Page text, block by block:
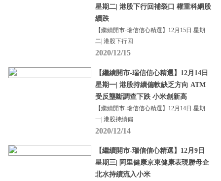
星期二| 港股下行回補裂口 權重科網股
續跌
【繼續開市-瑞信信心精選】12月15日 星期
二| 港股下行回
2020/12/15
【繼續開市-瑞信信心精選】12月14日
星期一| 港股持續偏軟缺乏方向 ATM
受反壟斷調查下跌 小米創新高
【繼續開市-瑞信信心精選】12月14日 星期
一| 港股持續偏
2020/12/14
【繼續開市-瑞信信心精選】12月9日
星期三| 阿里健康京東健康表現勝母企
北水持續流入小米